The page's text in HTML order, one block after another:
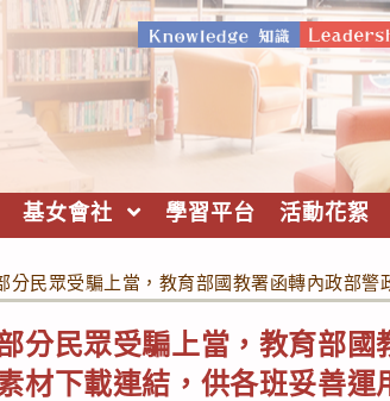
基女會社 學習平台 活動花絮
分民眾受騙上當，教育部國教署函轉內政部
分民眾受騙上當，教育部國
材下載連結，供各班妥善運